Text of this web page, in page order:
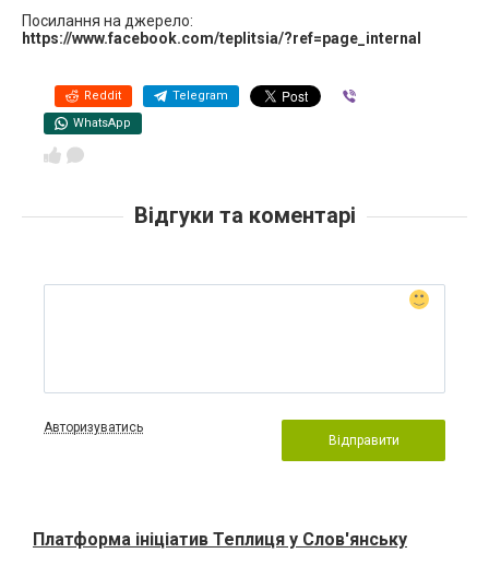
Посилання на джерело:
https://www.facebook.com/teplitsia/?ref=page_internal
Reddit Telegram
WhatsApp
Відгуки та коментарі
Авторизуватись
Відправити
Платформа ініціатив Теплиця у Слов'янську